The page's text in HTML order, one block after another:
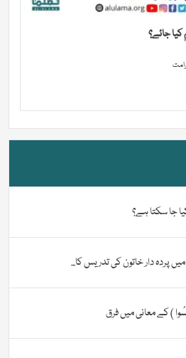
جائے؟
جا سکتا ہے؟
پردہ دار خاتون کی تدریس کا...
) کے معانی میں فرق